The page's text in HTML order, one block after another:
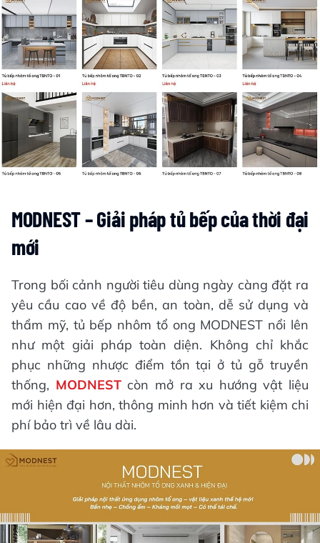
MODNEST – Giải pháp tủ bếp của thời đại
mới
Trong bối cảnh người tiêu dùng ngày càng đặt ra
yêu cầu cao về độ bền, an toàn, dễ sử dụng và
thẩm mỹ, tủ bếp nhôm tổ ong MODNEST nổi lên
như một giải pháp toàn diện. Không chỉ khắc
phục những nhược điểm tồn tại ở tủ gỗ truyền
thống, MODNESTcòn mở ra xu hướng vật liệu
mới hiện đại hơn, thông minh hơn và tiết kiệm chi
phí bảo trì về lâu dài.